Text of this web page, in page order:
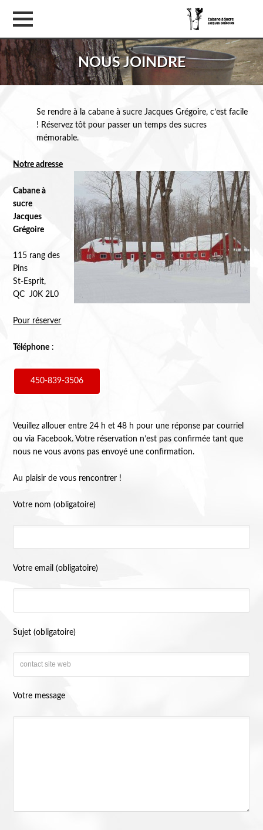
NOUS JOINDRE
Se rendre à la cabane à sucre Jacques Grégoire, c’est facile
! Réservez tôt pour passer un temps des sucres
mémorable.
Notre adresse
Cabane à
sucre
Jacques
Grégoire
115 rang des
Pins
St-Esprit,
QC J0K 2L0
Pour réserver
Téléphone :
450-839-3506
Veuillez allouer entre 24 h et 48 h pour une réponse par courriel
ou via Facebook. Votre réservation n’est pas confirmée tant que
nous ne vous avons pas envoyé une confirmation.
Au plaisir de vous rencontrer !
Votre nom (obligatoire)
Votre email (obligatoire)
Sujet (obligatoire)
Votre message